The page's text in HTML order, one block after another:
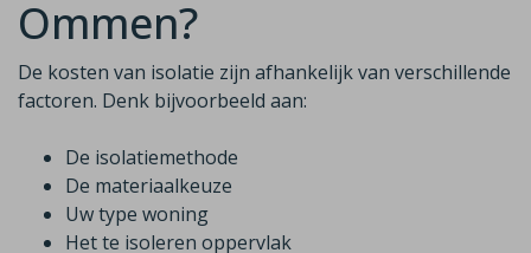
Ommen?
De kosten van isolatie zijn afhankelijk van verschillende
factoren. Denk bijvoorbeeld aan:
De isolatiemethode
De materiaalkeuze
Uw type woning
Het te isoleren oppervlak